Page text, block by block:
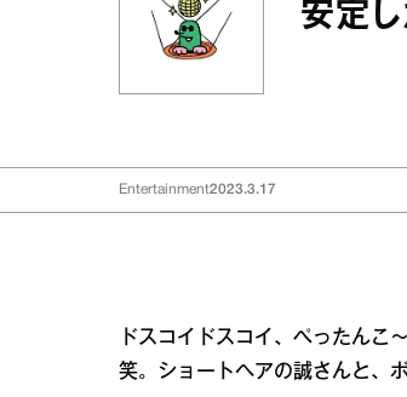
安定
Entertainment2023.3.17
ドスコイドスコイ、ぺったんこ
笑。ショートヘアの誠さんと、